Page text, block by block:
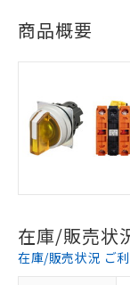
商品概要
在庫/販売状
在庫/販売状況 ご